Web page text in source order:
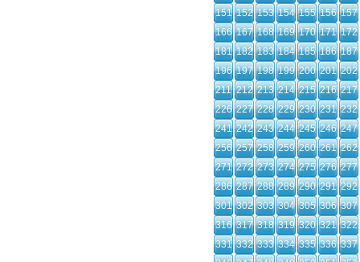
151 152 153 154 155 156 157
166 167 168 169 170 171 172
181 182 183 184 185 186 187
196 197 198 199 200 201 202
211 212 213 214 215 216 217
226 227 228 229 230 231 232
241 242 243 244 245 246 247
256 257 258 259 260 261 262
271 272 273 274 275 276 277
286 287 288 289 290 291 292
301 302 303 304 305 306 307
316 317 318 319 320 321 322
331 332 333 334 335 336 337